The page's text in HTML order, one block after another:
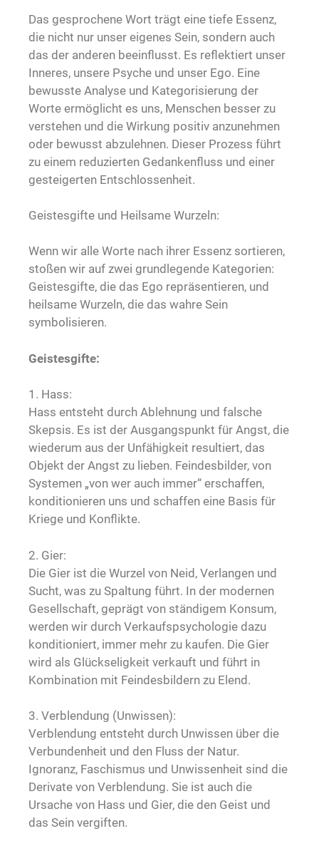
Das gesprochene Wort trägt eine tiefe Essenz,
die nicht nur unser eigenes Sein, sondern auch
das der anderen beeinflusst. Es reflektiert unser
Inneres, unsere Psyche und unser Ego. Eine
bewusste Analyse und Kategorisierung der
Worte ermöglicht es uns, Menschen besser zu
verstehen und die Wirkung positiv anzunehmen
oder bewusst abzulehnen. Dieser Prozess führt
zu einem reduzierten Gedankenfluss und einer
gesteigerten Entschlossenheit.
Geistesgifte und Heilsame Wurzeln:
Wenn wir alle Worte nach ihrer Essenz sortieren,
stoßen wir auf zwei grundlegende Kategorien:
Geistesgifte, die das Ego repräsentieren, und
heilsame Wurzeln, die das wahre Sein
symbolisieren.
Geistesgifte:
1. Hass:
Hass entsteht durch Ablehnung und falsche
Skepsis. Es ist der Ausgangspunkt für Angst, die
wiederum aus der Unfähigkeit resultiert, das
Objekt der Angst zu lieben. Feindesbilder, von
Systemen „von wer auch immer“ erschaffen,
konditionieren uns und schaffen eine Basis für
Kriege und Konflikte.
2. Gier:
Die Gier ist die Wurzel von Neid, Verlangen und
Sucht, was zu Spaltung führt. In der modernen
Gesellschaft, geprägt von ständigem Konsum,
werden wir durch Verkaufspsychologie dazu
konditioniert, immer mehr zu kaufen. Die Gier
wird als Glückseligkeit verkauft und führt in
Kombination mit Feindesbildern zu Elend.
3. Verblendung (Unwissen):
Verblendung entsteht durch Unwissen über die
Verbundenheit und den Fluss der Natur.
Ignoranz, Faschismus und Unwissenheit sind die
Derivate von Verblendung. Sie ist auch die
Ursache von Hass und Gier, die den Geist und
das Sein vergiften.